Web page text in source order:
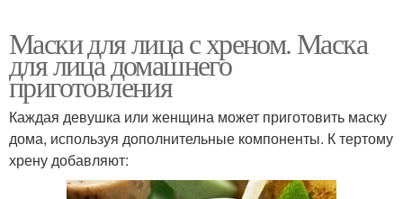
Маски для лица с хреном. Маска
для лица домашнего
приготовления
Каждая девушка или женщина может приготовить маску
дома, используя дополнительные компоненты. К тертому
хрену добавляют: